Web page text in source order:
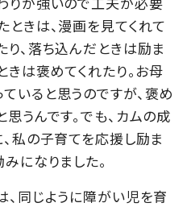
ときは、漫画を見てくれて
り、落ち込んだときは励ま
きは褒めてくれたり。お母
いると思うのですが、褒め
うんです。でも、カムの成
私の子育てを応援し励ま
になりました。
、同じように障がい児を育